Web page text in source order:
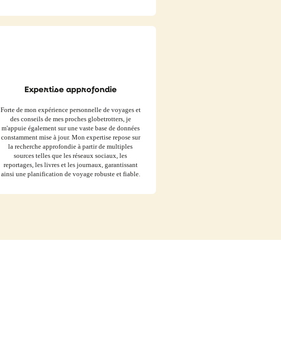
Expertise approfondie
Forte de mon expérience personnelle de voyages et
des conseils de mes proches globetrotters, je
m'appuie également sur une vaste base de données
constamment mise à jour. Mon expertise repose sur
la recherche approfondie à partir de multiples
sources telles que les réseaux sociaux, les
reportages, les livres et les journaux, garantissant
ainsi une planification de voyage robuste et fiable.